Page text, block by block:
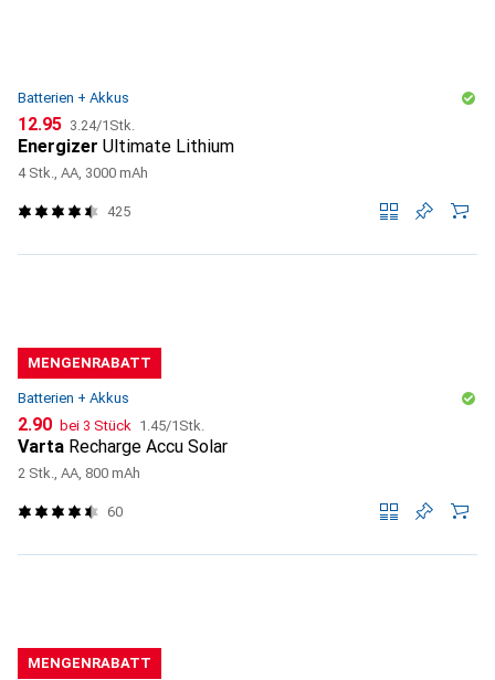
Batterien + Akkus
CHF
12.95 CHF
3.24/1Stk.
Energizer Ultimate Lithium
4 Stk., AA, 3000 mAh
425
MENGENRABATT
Batterien + Akkus
CHF
2.90 bei 3 Stück CHF
1.45/1Stk.
Varta Recharge Accu Solar
2 Stk., AA, 800 mAh
60
MENGENRABATT